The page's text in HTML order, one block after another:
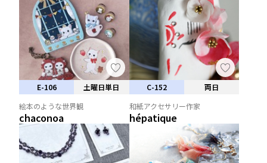
E-106
土曜日単日
絵本のような世界観
chaconoa
C-152
両日
和紙アクセサリー作家
hépatique